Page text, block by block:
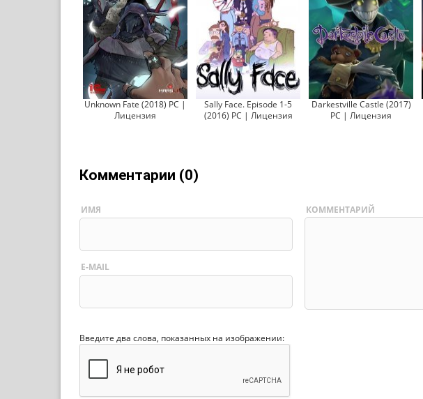
Unknown Fate (2018) PC |
Лицензия
Sally Face. Episode 1-5
(2016) PC | Лицензия
Darkestville Castle (2017)
PC | Лицензия
Комментарии (0)
ИМЯ
E-MAIL
КОММЕНТАРИЙ
Введите два слова, показанных на изображении: